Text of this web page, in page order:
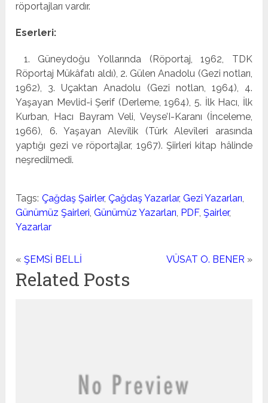
röportajları vardır.
Eserleri:
1. Güneydoğu Yollarında (Röportaj, 1962, TDK
Röportaj Mükâfatı aldı), 2. Gülen Anadolu (Gezi notları,
1962), 3. Uçaktan Anadolu (Gezi notlan, 1964), 4.
Yaşayan Mevlid-i Şerif (Derleme, 1964), 5. İlk Hacı, İlk
Kurban, Hacı Bayram Veli, Veyse’I-Karanı (İnceleme,
1966), 6. Yaşayan Alevîlik (Türk Alevîleri arasında
yaptığı gezi ve röportajlar, 1967). Şiirleri kitap hâlinde
neşredilmedi.
Tags: Çağdaş Şairler,Çağdaş Yazarlar,Gezi Yazarları,
Günümüz Şairleri,Günümüz Yazarları, PDF,Şairler,
Yazarlar
«ŞEMSİ BELLİ VÜSAT O. BENER »
Related Posts